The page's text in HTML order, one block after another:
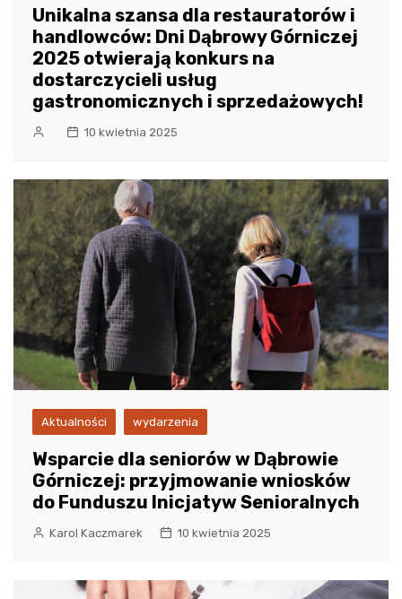
Unikalna szansa dla restauratorów i
handlowców: Dni Dąbrowy Górniczej
2025 otwierają konkurs na
dostarczycieli usług
gastronomicznych i sprzedażowych!
10 kwietnia 2025
Aktualności wydarzenia
Wsparcie dla seniorów w Dąbrowie
Górniczej: przyjmowanie wniosków
do Funduszu Inicjatyw Senioralnych
Karol Kaczmarek 10 kwietnia 2025